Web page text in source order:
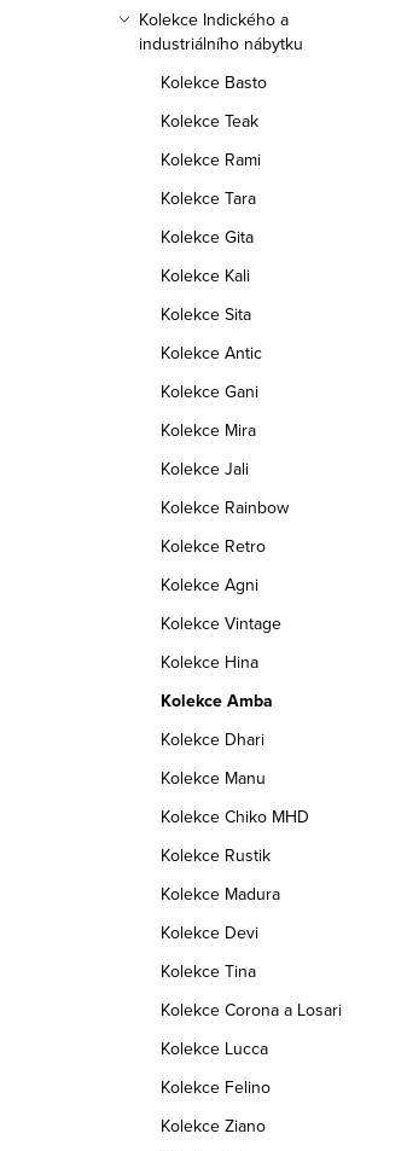
Kolekce Indického a
industriálního nábytku
Kolekce Basto
Kolekce Teak
Kolekce Rami
Kolekce Tara
Kolekce Gita
Kolekce Kali
Kolekce Sita
Kolekce Antic
Kolekce Gani
Kolekce Mira
Kolekce Jali
Kolekce Rainbow
Kolekce Retro
Kolekce Agni
Kolekce Vintage
Kolekce Hina
Kolekce Amba
Kolekce Dhari
Kolekce Manu
Kolekce Chiko MHD
Kolekce Rustik
Kolekce Madura
Kolekce Devi
Kolekce Tina
Kolekce Corona a Losari
Kolekce Lucca
Kolekce Felino
Kolekce Ziano
Komoda Amba KMT 90x45x115 z
masivu palisandru
17 890 Kč
Skladem
Komoda z indického masivu palisandru. U
skladových kusů hloubka 40 cm - platí do